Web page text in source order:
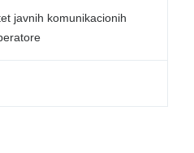
javnih komunikacionih